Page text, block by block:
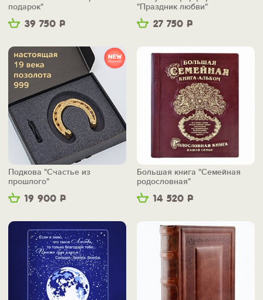
39 750 Р
подарок"
27 750 Р
"Праздник любви"
19 900 Р
Подкова "Счастье из
прошлого"
14 520 Р
Большая книга "Семейная
родословная"